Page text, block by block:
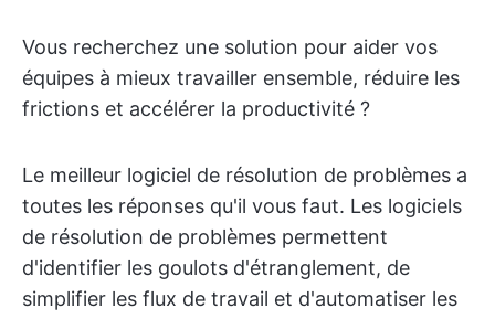
Vous recherchez une solution pour aider vos
équipes à mieux travailler ensemble, réduire les
frictions et accélérer la productivité ?
Le meilleur logiciel de résolution de problèmes a
toutes les réponses qu'il vous faut. Les logiciels
de résolution de problèmes permettent
d'identifier les goulots d'étranglement, de
simplifier les flux de travail et d'automatiser les